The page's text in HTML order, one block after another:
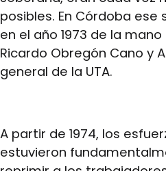
posibles. En Córdoba ese
en el año 1973 de la
Ricardo Obregón Cano y
general de la UTA.
A partir de 1974, los
estuvieron